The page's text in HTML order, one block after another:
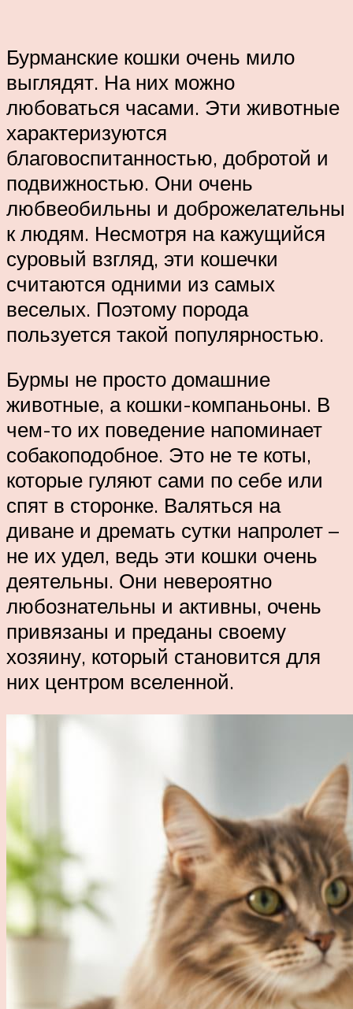
Бурманские кошки очень мило
выглядят. На них можно
любоваться часами. Эти животные
характеризуются
благовоспитанностью, добротой и
подвижностью. Они очень
любвеобильны и доброжелательны
к людям. Несмотря на кажущийся
суровый взгляд, эти кошечки
считаются одними из самых
веселых. Поэтому порода
пользуется такой популярностью.
Бурмы не просто домашние
животные, а кошки-компаньоны. В
чем-то их поведение напоминает
собакоподобное. Это не те коты,
которые гуляют сами по себе или
спят в сторонке. Валяться на
диване и дремать сутки напролет –
не их удел, ведь эти кошки очень
деятельны. Они невероятно
любознательны и активны, очень
привязаны и преданы своему
хозяину, который становится для
них центром вселенной.